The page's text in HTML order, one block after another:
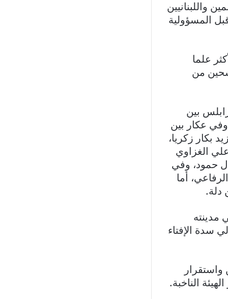
واللبنانيين
المسؤولية
علما
من
بين
عكار بين
بكار زكريا،
الغزاوي
حمود، وفي
أما
دلة.
مدينته
سدة الإفتاء
واستقرار
الناخبة.